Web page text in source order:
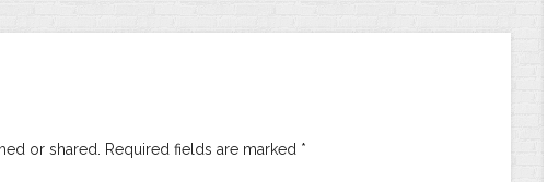
or shared. Required fields are marked *